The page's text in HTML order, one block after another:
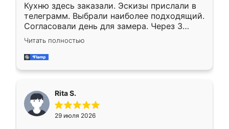
Кухню здесь заказали. Эскизы прислали в
телеграмм. Выбрали наиболее подходящий.
Согласовали день для замера. Через 3
недели кухня была уже готова. Остались
довольны работой. Спасибо Ренессанс
мебель за качественную работу!
Читать полностью
Rita S.
29 июля 2026